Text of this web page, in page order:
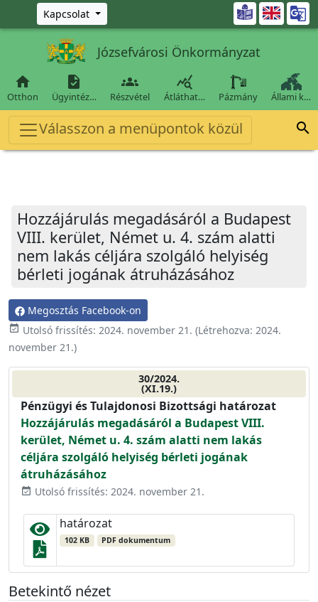
Ugrás a fő tartalomra
Kapcsolat 
Józsefvárosi Önkormányzat

Otthon

Ügyintéz…

Részvétel

Átláthat… Pázmány Állami k…
Válasszon a menüpontok közül 
Hozzájárulás megadásáról a Budapest
VIII. kerület, Német u. 4. szám alatti
nem lakás céljára szolgáló helyiség
bérleti jogának átruházásához
Megosztás Facebook-on
event_available Utolsó frissítés: 2024. november 21. (Létrehozva: 2024.
november 21.)
30/2024.
(XI.19.)
Pénzügyi és Tulajdonosi Bizottsági határozat
Hozzájárulás megadásáról a Budapest VIII.
kerület, Német u. 4. szám alatti nem lakás
céljára szolgáló helyiség bérleti jogának
átruházásához
event_available Utolsó frissítés: 2024. november 21.
határozat
102 KB PDF dokumentum
Betekintő nézet